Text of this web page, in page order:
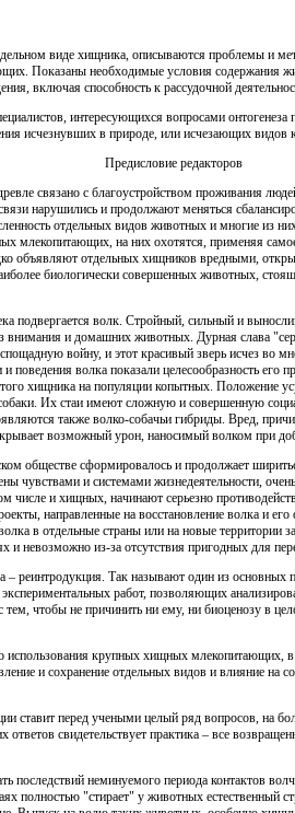
виде хищника, описываются проблемы и
Показаны необходимые условия содержания
включая способность к рассудочной
интересующихся вопросами
исчезнувших в природе, или исчезающих
Предисловие редакторов
связано с благоустройством проживания
нарушились и продолжают меняться
отдельных видов животных и многие из
млекопитающих, на них охотятся, применяя
объявляют отдельных хищников вредными,
биологически совершенных животных,
подвергается волк. Стройный, сильный и
внимания и домашних животных. Дурная слава
войну, и этот красивый зверь исчез во
поведения волка показали целесообразность его
хищника на популяции копытных. Положение
Их стаи имеют сложную и совершенную
также волко-собачьи гибриды. Вред,
возможный урон, наносимый волком при
обществе сформировалось и продолжает
чувствами и системами жизнедеятельности,
и хищных, начинают серьезно
направленные на восстановление волка и
в отдельные страны или на новые территории
и невозможно из-за отсутствия пригодных для
– реинтродукция. Так называют один из основных
работ, позволяющих
тем, чтобы не причинить ни ему, ни биоценозу в
использования крупных хищных млекопитающих,
и сохранение отдельных видов и влияние на
ставит перед учеными целый ряд вопросов, на
ответов свидетельствует практика – все
последствий неминуемого периода контактов
полностью "стирает" у животных естественный